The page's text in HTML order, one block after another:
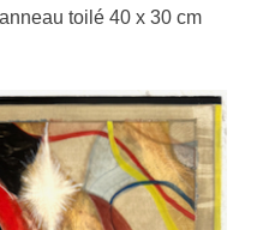
toilé 40 x 30 cm